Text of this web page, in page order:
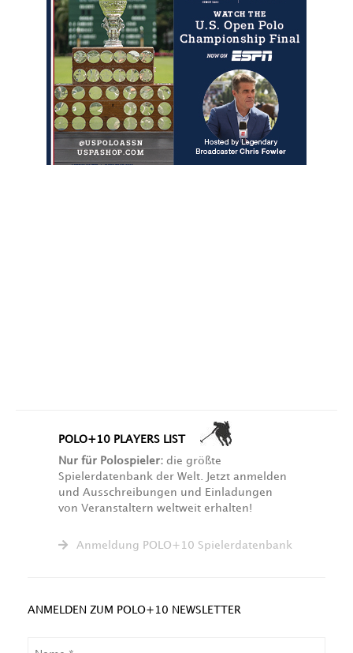
POLO+10 PLAYERS LIST
Nur für Polospieler: die größte
Spielerdatenbank der Welt. Jetzt anmelden
und Ausschreibungen und Einladungen
von Veranstaltern weltweit erhalten!
Anmeldung POLO+10 Spielerdatenbank
ANMELDEN ZUM POLO+10 NEWSLETTER